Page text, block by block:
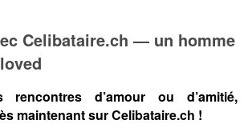
Celibataire.ch — un homme
d’amour ou d’amitié,
maintenant sur Celibataire.ch !